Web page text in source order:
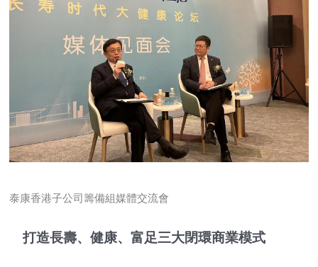
泰康香港子公司籌備組媒體交流會
打造長壽、健康、富足三大閉環商業模式